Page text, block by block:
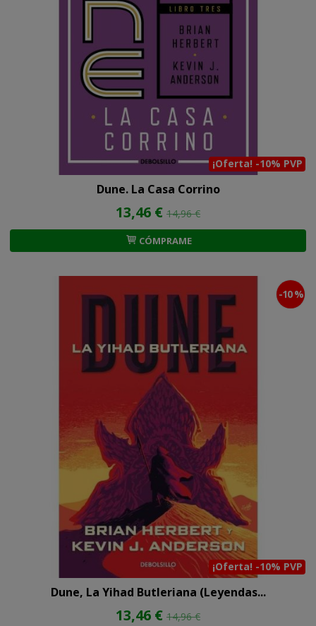
¡Oferta! -10% PVP
Dune. La Casa Corrino
13,46 € 14,96 €
CÓMPRAME
¡Oferta! -10% PVP
-10 %
Dune, La Yihad Butleriana (Leyendas...
13,46 € 14,96 €